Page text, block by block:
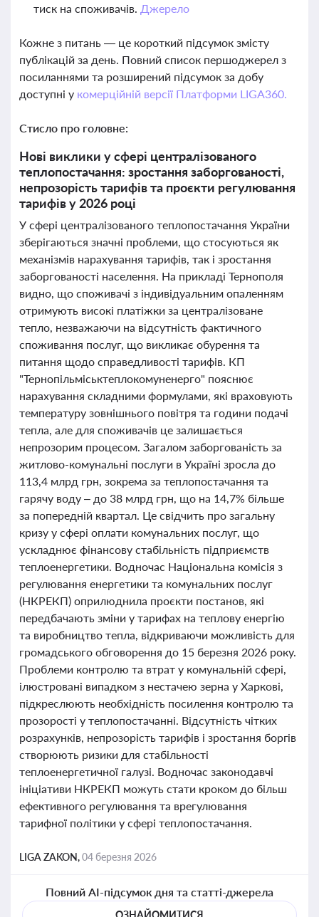
тиск на споживачів. Джерело
Кожне з питань — це короткий підсумок змісту
публікацій за день. Повний список першоджерел з
посиланнями та розширений підсумок за добу
доступні у комерційній версії Платформи LIGA360.
Стисло про головне:
Нові виклики у сфері централізованого
теплопостачання: зростання заборгованості,
непрозорість тарифів та проєкти регулювання
тарифів у 2026 році
У сфері централізованого теплопостачання України
зберігаються значні проблеми, що стосуються як
механізмів нарахування тарифів, так і зростання
заборгованості населення. На прикладі Тернополя
видно, що споживачі з індивідуальним опаленням
отримують високі платіжки за централізоване
тепло, незважаючи на відсутність фактичного
споживання послуг, що викликає обурення та
питання щодо справедливості тарифів. КП
"Тернопільміськтеплокомуненерго" пояснює
нарахування складними формулами, які враховують
температуру зовнішнього повітря та години подачі
тепла, але для споживачів це залишається
непрозорим процесом. Загалом заборгованість за
житлово-комунальні послуги в Україні зросла до
113,4 млрд грн, зокрема за теплопостачання та
гарячу воду – до 38 млрд грн, що на 14,7% більше
за попередній квартал. Це свідчить про загальну
кризу у сфері оплати комунальних послуг, що
ускладнює фінансову стабільність підприємств
теплоенергетики. Водночас Національна комісія з
регулювання енергетики та комунальних послуг
(НКРЕКП) оприлюднила проєкти постанов, які
передбачають зміни у тарифах на теплову енергію
та виробництво тепла, відкриваючи можливість для
громадського обговорення до 15 березня 2026 року.
Проблеми контролю та втрат у комунальній сфері,
ілюстровані випадком з нестачею зерна у Харкові,
підкреслюють необхідність посилення контролю та
прозорості у теплопостачанні. Відсутність чітких
розрахунків, непрозорість тарифів і зростання боргів
створюють ризики для стабільності
теплоенергетичної галузі. Водночас законодавчі
ініціативи НКРЕКП можуть стати кроком до більш
ефективного регулювання та врегулювання
тарифної політики у сфері теплопостачання.
LIGA ZAKON,04 березня 2026
Повний AI-підсумок дня та статті-джерела
ОЗНАЙОМИТИСЯ